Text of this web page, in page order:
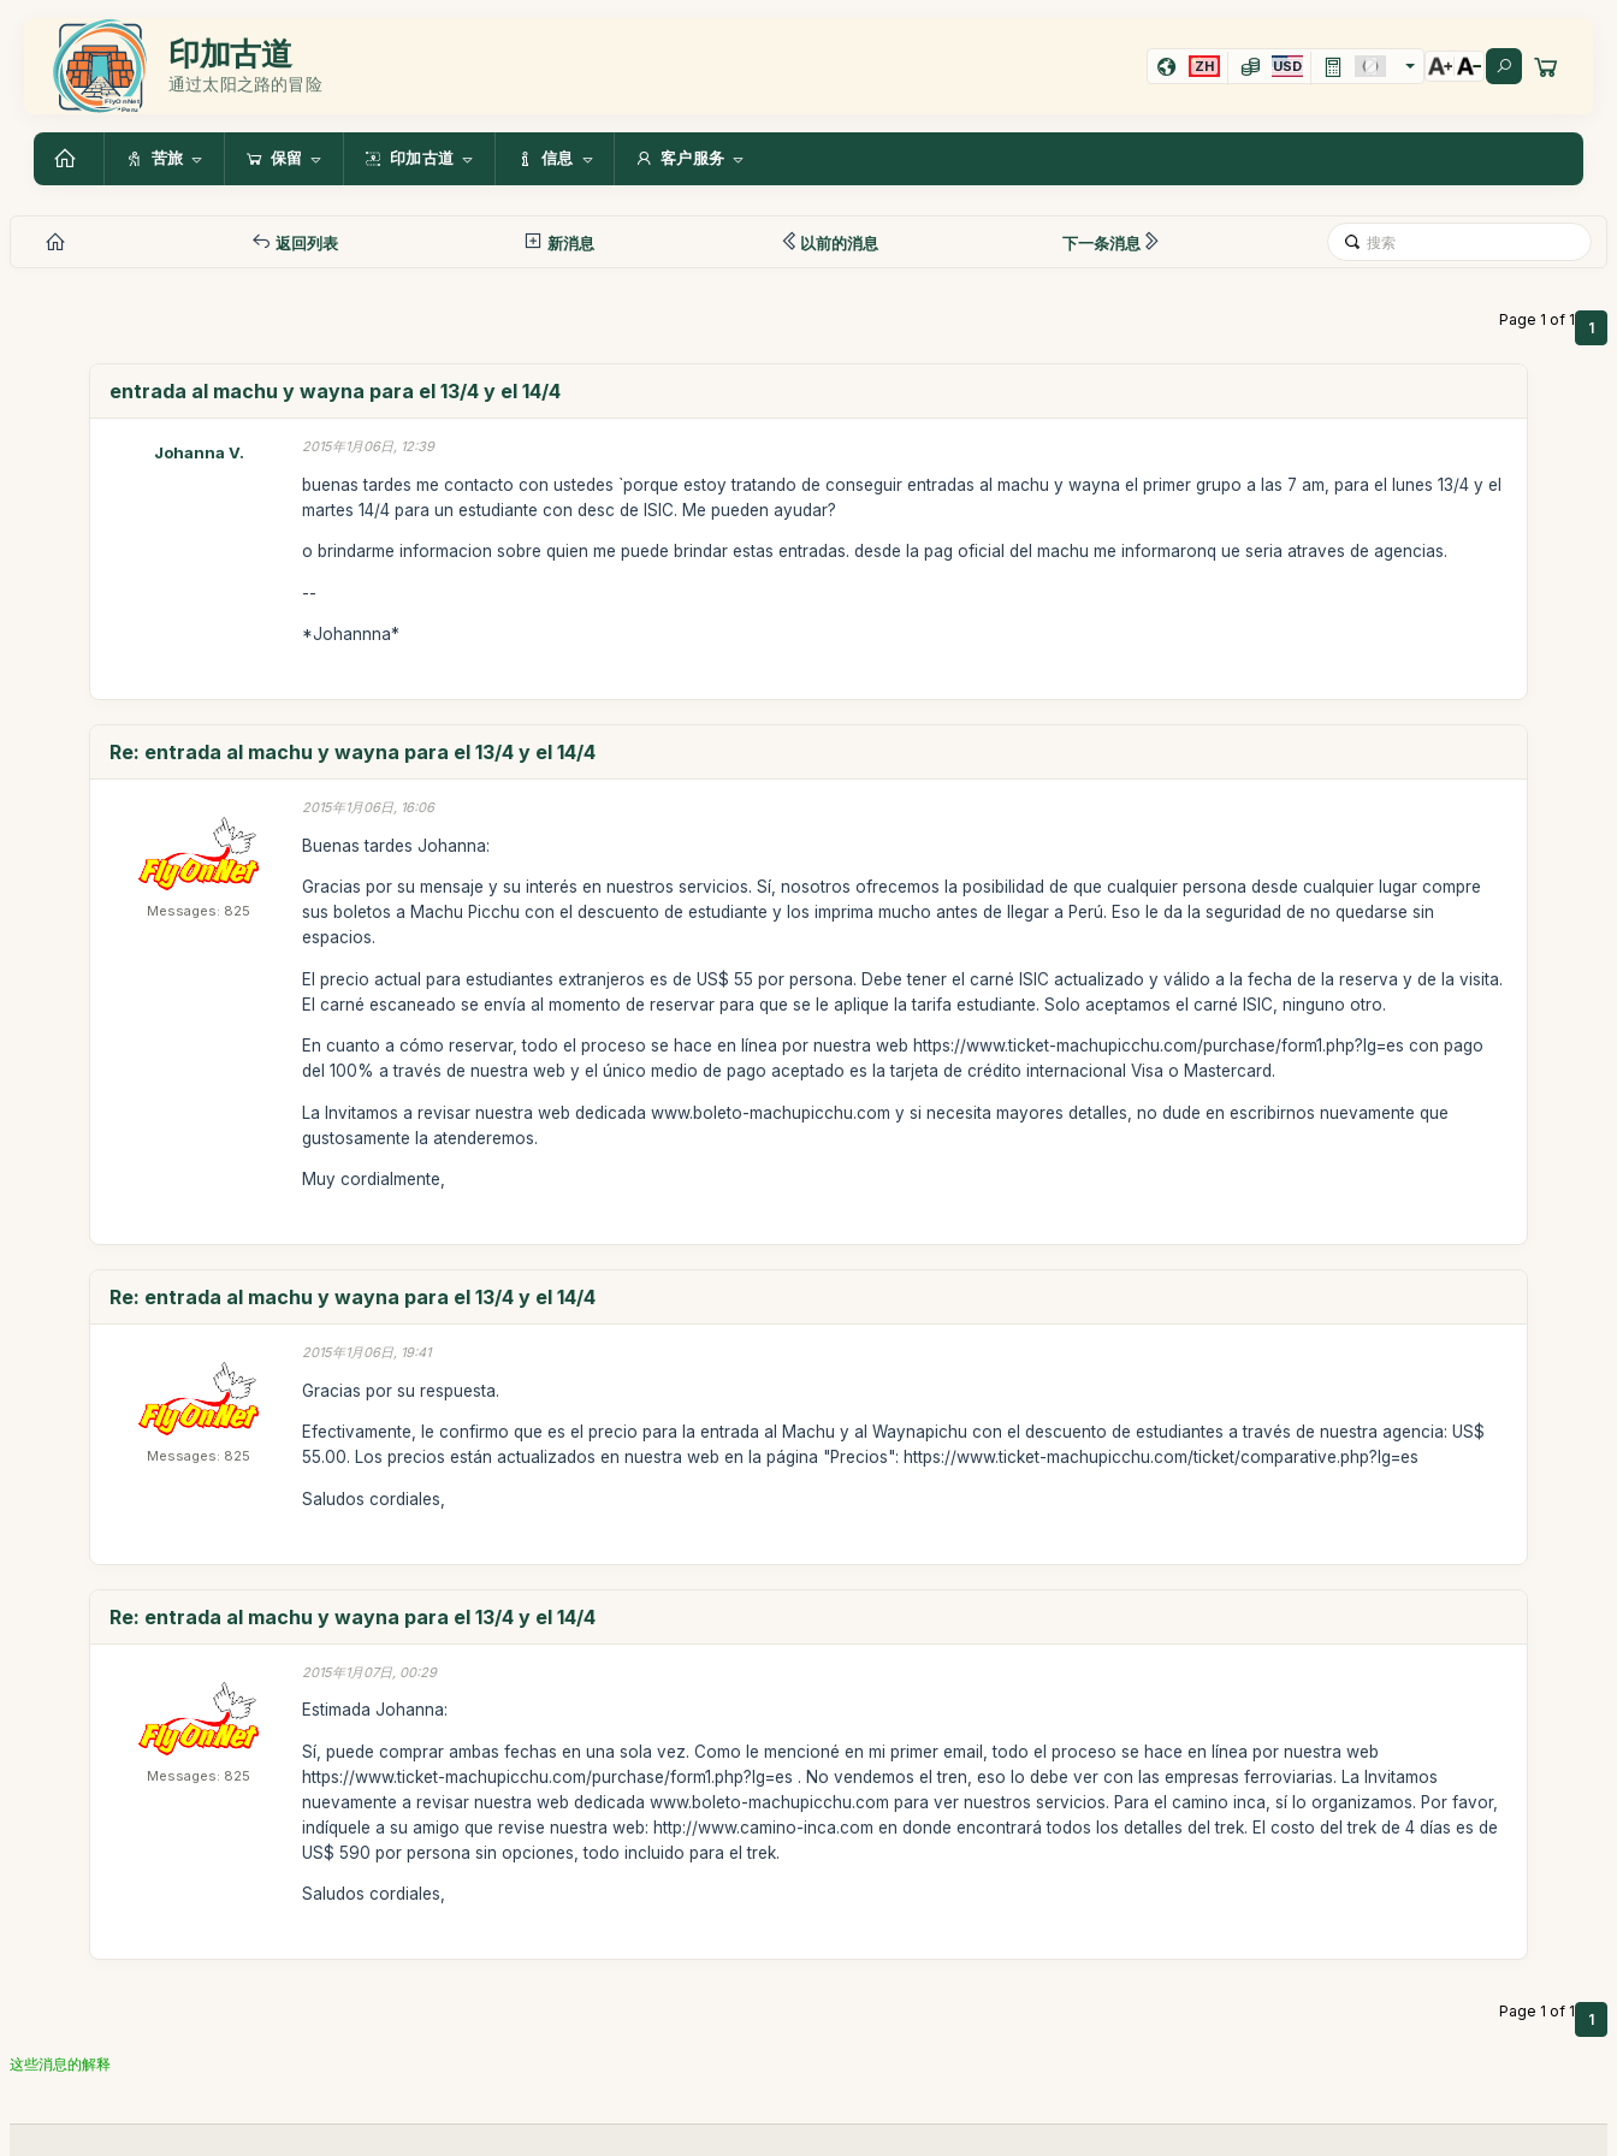
印加古道
通过太阳之路的冒险
ZH USD
苦旅 保留 印加古道 信息 客户服务
返回列表 新消息 以前的消息 下一条消息
Page 1 of 1 1
entrada al machu y wayna para el 13/4 y el 14/4
Johanna V. 2015年1月06日, 12:39
buenas tardes me contacto con ustedes `porque estoy tratando de conseguir entradas al machu y wayna el primer grupo a las 7 am, para el lunes 13/4 y el
martes 14/4 para un estudiante con desc de ISIC. Me pueden ayudar?
o brindarme informacion sobre quien me puede brindar estas entradas. desde la pag oficial del machu me informaronq ue seria atraves de agencias.
--
*Johannna*
Re: entrada al machu y wayna para el 13/4 y el 14/4
Messages: 825
2015年1月06日, 16:06
Buenas tardes Johanna:
Gracias por su mensaje y su interés en nuestros servicios. Sí, nosotros ofrecemos la posibilidad de que cualquier persona desde cualquier lugar compre
sus boletos a Machu Picchu con el descuento de estudiante y los imprima mucho antes de llegar a Perú. Eso le da la seguridad de no quedarse sin
espacios.
El precio actual para estudiantes extranjeros es de US$ 55 por persona. Debe tener el carné ISIC actualizado y válido a la fecha de la reserva y de la visita.
El carné escaneado se envía al momento de reservar para que se le aplique la tarifa estudiante. Solo aceptamos el carné ISIC, ninguno otro.
En cuanto a cómo reservar, todo el proceso se hace en línea por nuestra web https://www.ticket-machupicchu.com/purchase/form1.php?lg=es con pago
del 100% a través de nuestra web y el único medio de pago aceptado es la tarjeta de crédito internacional Visa o Mastercard.
La Invitamos a revisar nuestra web dedicada www.boleto-machupicchu.com y si necesita mayores detalles, no dude en escribirnos nuevamente que
gustosamente la atenderemos.
Muy cordialmente,
Re: entrada al machu y wayna para el 13/4 y el 14/4
Messages: 825
2015年1月06日, 19:41
Gracias por su respuesta.
Efectivamente, le confirmo que es el precio para la entrada al Machu y al Waynapichu con el descuento de estudiantes a través de nuestra agencia: US$
55.00. Los precios están actualizados en nuestra web en la página "Precios": https://www.ticket-machupicchu.com/ticket/comparative.php?lg=es
Saludos cordiales,
Re: entrada al machu y wayna para el 13/4 y el 14/4
Messages: 825
2015年1月07日, 00:29
Estimada Johanna:
Sí, puede comprar ambas fechas en una sola vez. Como le mencioné en mi primer email, todo el proceso se hace en línea por nuestra web
https://www.ticket-machupicchu.com/purchase/form1.php?lg=es . No vendemos el tren, eso lo debe ver con las empresas ferroviarias. La Invitamos
nuevamente a revisar nuestra web dedicada www.boleto-machupicchu.compara ver nuestros servicios. Para el camino inca, sí lo organizamos. Por favor,
indíquele a su amigo que revise nuestra web: http://www.camino-inca.com en donde encontrará todos los detalles del trek. El costo del trek de 4 días es de
US$ 590 por persona sin opciones, todo incluido para el trek.
Saludos cordiales,
Page 1 of 1 1
这些消息的解释